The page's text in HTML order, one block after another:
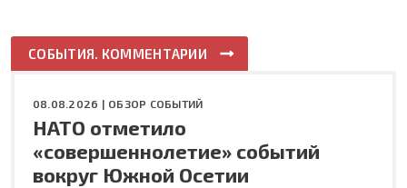
СОБЫТИЯ. КОММЕНТАРИИ
08.08.2026 | ОБЗОР СОБЫТИЙ
НАТО отметило
«совершеннолетие» событий
вокруг Южной Осетии